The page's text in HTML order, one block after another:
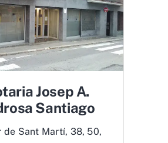
Josep A.
Santiago
de Sant Martí, 38, 50,